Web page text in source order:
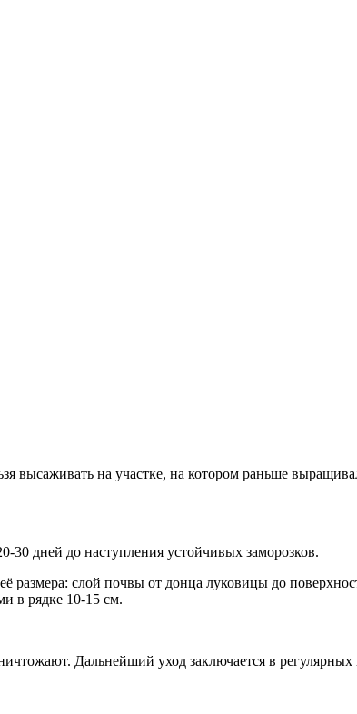
высаживать на участке, на котором раньше
30 дней до наступления устойчивых заморозков.
слой почвы от донца луковицы до
в рядке 10-15 см.
Дальнейший уход заключается в